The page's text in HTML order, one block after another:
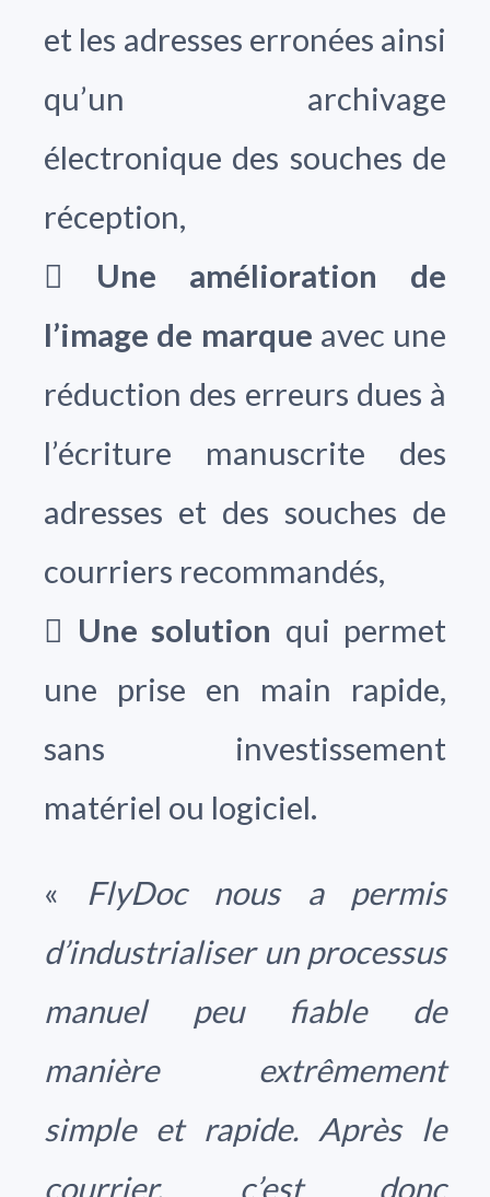
et les adresses erronées ainsi
qu’un archivage
électronique des souches de
réception,
 Une amélioration de
l’image de marque avec une
réduction des erreurs dues à
l’écriture manuscrite des
adresses et des souches de
courriers recommandés,
 Une solution qui permet
une prise en main rapide,
sans investissement
matériel ou logiciel.
« FlyDoc nous a permis
d’industrialiser un processus
manuel peu fiable de
manière extrêmement
simple et rapide. Après le
courrier, c’est donc